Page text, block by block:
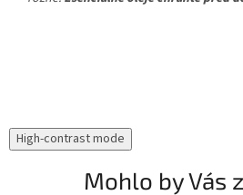
High-contrast mode
Mohlo by Vás